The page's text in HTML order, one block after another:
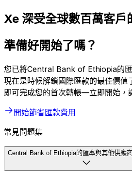
Xe 深受全球數百萬客戶
準備好開始了嗎？
您已將Central Bank of Ethiopia的
現在是時候解鎖國際匯款的最佳價值
即可完成您的首次轉帳—立即開始，
開始節省匯款費用
常見問題集
Central Bank of Ethiopia的匯率與其他供應